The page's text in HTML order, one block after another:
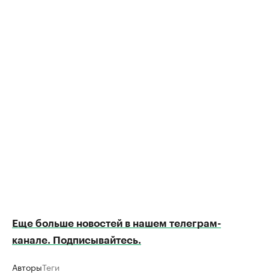
Еще больше новостей в нашем телеграм-
канале. Подписывайтесь.
АвторыТеги